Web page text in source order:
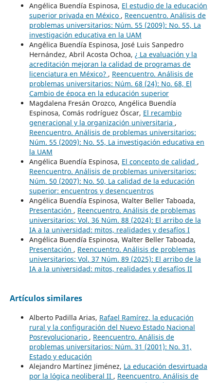
Angélica Buendía Espinosa, El estudio de la educación
superior privada en México , Reencuentro. Análisis de
problemas universitarios: Núm. 55 (2009): No. 55, La
investigación educativa en la UAM
Angélica Buendía Espinosa, José Luis Sanpedro
Hernández, Abril Acosta Ochoa, ¿ La evaluación y la
acreditación mejoran la calidad de programas de
licenciatura en México? , Reencuentro. Análisis de
problemas universitarios: Núm. 68 (24): No. 68, El
Cambio de época en la educación superior
Magdalena Fresán Orozco, Angélica Buendía
Espinosa, Comás rodríguez Óscar, El recambio
generacional y la organización universitaria ,
Reencuentro. Análisis de problemas universitarios:
Núm. 55 (2009): No. 55, La investigación educativa en
la UAM
Angélica Buendía Espinosa, El concepto de calidad ,
Reencuentro. Análisis de problemas universitarios:
Núm. 50 (2007): No. 50, La calidad de la educación
superior: encuentros y desencuentros
Angélica Buendía Espinosa, Walter Beller Taboada,
Presentación , Reencuentro. Análisis de problemas
universitarios: Vol. 36 Núm. 88 (2024): El arribo de la
IA a la universidad: mitos, realidades y desafíos I
Angélica Buendía Espinosa, Walter Beller Taboada,
Presentación , Reencuentro. Análisis de problemas
universitarios: Vol. 37 Núm. 89 (2025): El arribo de la
IA a la universidad: mitos, realidades y desafíos II
Artículos similares
Alberto Padilla Arias, Rafael Ramírez, la educación
rural y la configuración del Nuevo Estado Nacional
Posrevolucionario , Reencuentro. Análisis de
problemas universitarios: Núm. 31 (2001): No. 31,
Estado y educación
Alejandro Martínez Jiménez, La educación desvirtuada
por la lógica neoliberal II , Reencuentro. Análisis de